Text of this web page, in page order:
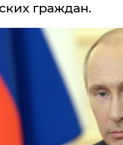
граждан.